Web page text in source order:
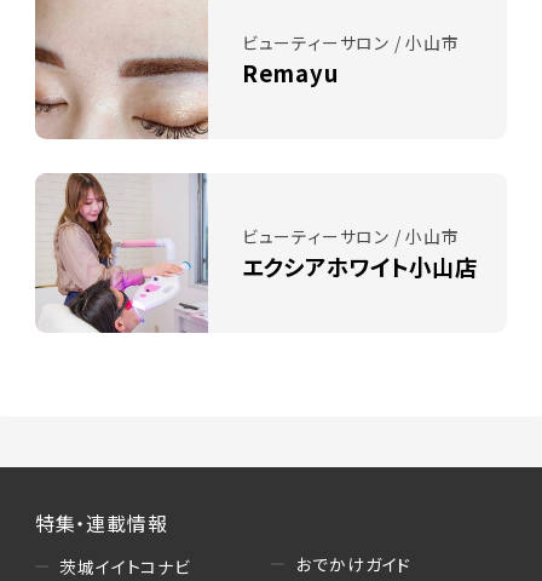
ビューティーサロン / 小山市
Remayu
ビューティーサロン / 小山市
エクシアホワイト小山店
特集・連載情報
茨城イイトコナビ
おでかけガイド